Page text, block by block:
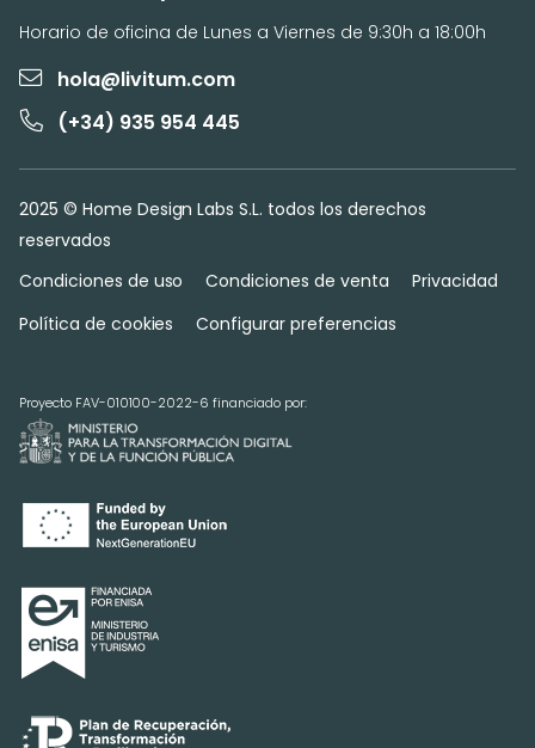
Horario de oficina de Lunes a Viernes de 9:30h a 18:00h
hola@livitum.com
(+34) 935 954 445
2025 © Home Design Labs S.L. todos los derechos
reservados
Condiciones de uso
Condiciones de venta
Privacidad
Política de cookies
Configurar preferencias
Proyecto FAV-010100-2022-6 financiado por: